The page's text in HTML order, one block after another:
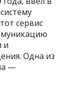
сервис
и
Одна из
—